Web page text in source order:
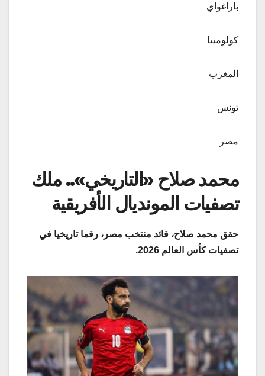
باراغواي
كولومبيا
المغرب
تونس
مصر
محمد صلاح «التاريخي».. ملك
تصفيات المونديال الأفريقية
حقق محمد صلاح، قائد منتخب مصر، رقما تاريخيا في
تصفيات كأس العالم 2026
.